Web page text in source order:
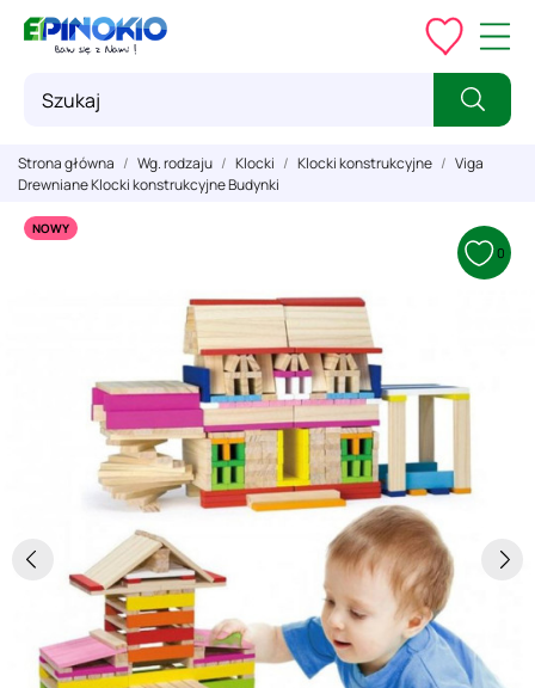
Strona główna Wg. rodzaju Klocki Klocki konstrukcyjne
Viga
Drewniane Klocki konstrukcyjne Budynki
NOWY
0